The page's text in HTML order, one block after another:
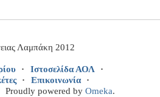
Λαμπάκη 2012
Ιστοσελίδα ΑΟΛ
Επικοινωνία
Proudly powered by Omeka.